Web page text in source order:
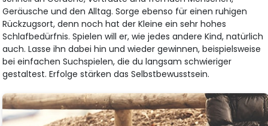
Geräusche und den Alltag. Sorge ebenso für einen ruhigen
Rückzugsort, denn noch hat der Kleine ein sehr hohes
Schlafbedürfnis. Spielen will er, wie jedes andere Kind, natürlich
auch. Lasse ihn dabei hin und wieder gewinnen, beispielsweise
bei einfachen Suchspielen, die du langsam schwieriger
gestaltest. Erfolge stärken das Selbstbewusstsein.